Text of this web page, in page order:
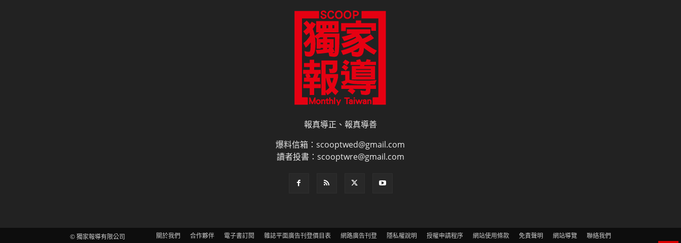
報真導正、報真導善
爆料信箱：scooptwed@gmail.com
讀者投書：scooptwre@gmail.com
關於我們 合作夥伴 電子書訂閱 雜誌平面廣告刊登價目表 網路廣告刊登 隱私權說明 授權申請程序 網站使用條款 免責聲明 網站導覽 聯絡我們
© 獨家報導有限公司